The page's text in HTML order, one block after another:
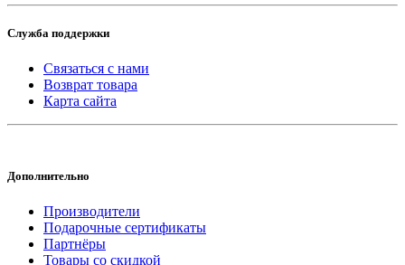
Служба поддержки
Связаться с нами
Возврат товара
Карта сайта
Дополнительно
Производители
Подарочные сертификаты
Партнёры
Товары со скидкой